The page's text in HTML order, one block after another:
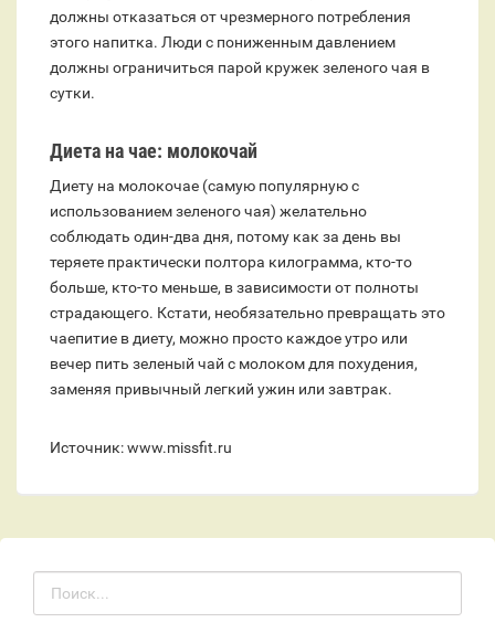
должны отказаться от чрезмерного потребления
этого напитка. Люди с пониженным давлением
должны ограничиться парой кружек зеленого чая в
сутки.
Диета на чае: молокочай
Диету на молокочае (самую популярную с
использованием зеленого чая) желательно
соблюдать один-два дня, потому как за день вы
теряете практически полтора килограмма, кто-то
больше, кто-то меньше, в зависимости от полноты
страдающего. Кстати, необязательно превращать это
чаепитие в диету, можно просто каждое утро или
вечер пить зеленый чай с молоком для похудения,
заменяя привычный легкий ужин или завтрак.
Источник: www.missfit.ru